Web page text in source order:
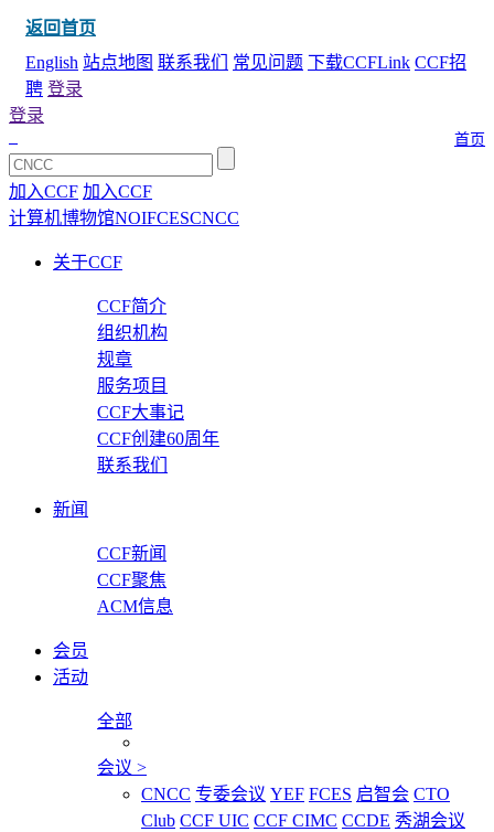
返回首页
English 站点地图 联系我们 常见问题 下载CCFLink CCF招
聘 登录
首页
登录
加入CCF 加入CCF
计算机博物馆NOIFCESCNCC
关于CCF
CCF简介
组织机构
规章
服务项目
CCF大事记
CCF创建60周年
联系我们
新闻
CCF新闻
CCF聚焦
ACM信息
会员
活动
全部
会议 >
CNCC 专委会议 YEF FCES 启智会 CTO
Club CCF UIC CCF CIMC CCDE 秀湖会议